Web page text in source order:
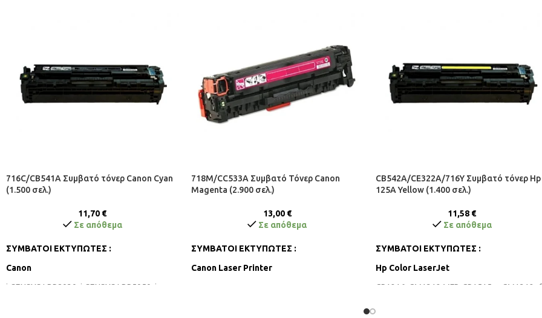
716C/CB541A Συμβατό τόνερ Canon Cyan
(1.500 σελ.)
11,70 €
Σε απόθεμα
ΣΥΜΒΑΤΟΙ ΕΚΤΥΠΩΤΕΣ :
Canon
i-SENSYS LBP8030, i-SENSYS LBP5050, i-
718M/CC533A Συμβατό Τόνερ Canon
Magenta (2.900 σελ.)
13,00 €
Σε απόθεμα
ΣΥΜΒΑΤΟΙ ΕΚΤΥΠΩΤΕΣ :
Canon Laser Printer
CB542A/CE322A/716Y Συμβατό τόνερ Hp
125A Yellow (1.400 σελ.)
11,58 €
Σε απόθεμα
ΣΥΜΒΑΤΟΙ ΕΚΤΥΠΩΤΕΣ :
Hp Color LaserJet
CP1216, CM1312 MFP, CP1515n ,